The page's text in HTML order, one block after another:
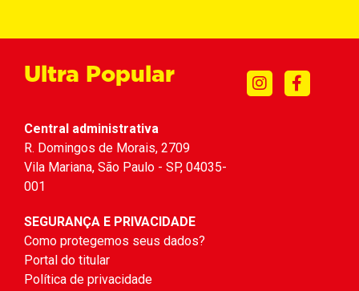
Ultra Popular
Central administrativa
R. Domingos de Morais, 2709
Vila Mariana, São Paulo - SP, 04035-
001
SEGURANÇA E PRIVACIDADE
Como protegemos seus dados?
Portal do titular
Política de privacidade